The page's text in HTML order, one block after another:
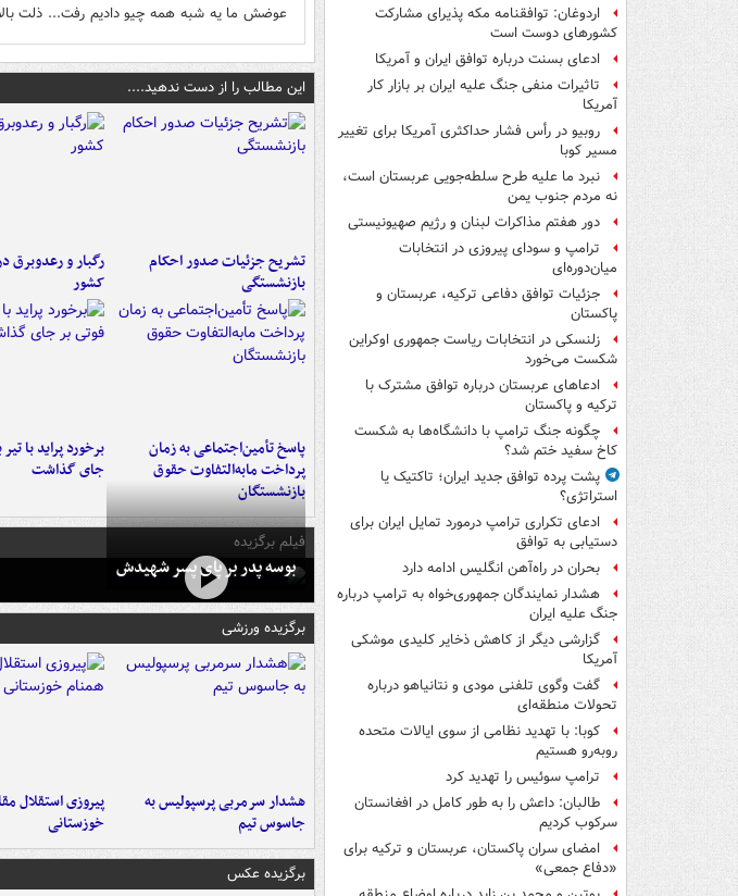
اردوغان: توافقنامه مکه پذیرای مشارکت
کشورهای دوست است
ادعای بسنت درباره توافق ایران و آمریکا
تاثیرات منفی جنگ علیه ایران بر بازار کار
آمریکا
روبیو در رأس فشار حداکثری آمریکا برای تغییر
مسیر کوبا
نبرد ما علیه طرح سلطه‌جویی عربستان است،
نه مردم جنوب یمن
دور هفتم مذاکرات لبنان و رژیم صهیونیستی
ترامپ و سودای پیروزی در انتخابات
میان‌دوره‌ای
جزئیات توافق دفاعی ترکیه، عربستان و
پاکستان
زلنسکی در انتخابات ریاست جمهوری اوکراین
شکست می‌خورد
ادعاهای عربستان درباره توافق مشترک با
ترکیه و پاکستان
چگونه جنگ ترامپ با دانشگاه‌ها به شکست
کاخ سفید ختم شد؟
پشت پرده توافق جدید ایران؛ تاکتیک یا
استراتژی؟
ادعای تکراری ترامپ درمورد تمایل ایران برای
دستیابی به توافق
بحران در راه‌آهن انگلیس ادامه دارد
هشدار نمایندگان جمهوری‌خواه به ترامپ درباره
جنگ علیه ایران
گزارشی دیگر از کاهش ذخایر کلیدی موشکی
آمریکا
گفت وگوی تلفنی مودی و نتانیاهو درباره
تحولات منطقه‌ای
کوبا: با تهدید نظامی از سوی ایالات متحده
روبه‌رو هستیم
ترامپ سوئیس را تهدید کرد
طالبان: داعش را به طور کامل در افغانستان
سرکوب کردیم
امضای سران پاکستان، عربستان و ترکیه برای
«دفاع جمعی»
عوضش ما یه شبه همه چیو دادیم رفت... ذلت
این مطالب را از دست ندهید....
تشریح جزئیات صدور احکام
بازنشستگی
رگبار و رعدوبرق
کشور
پاسخ تأمین‌اجتماعی به زمان
پرداخت مابه‌التفاوت حقوق
بازنشستگان
جای گذاشت
فیلم برگزیده
بوسه‌ پدر بر پای پسر شهیدش
برگزیده ورزشی
هشدار سرمربی پرسپولیس به
جاسوس تیم
پیروزی استقلال
خوزستانی
برگزیده عکس